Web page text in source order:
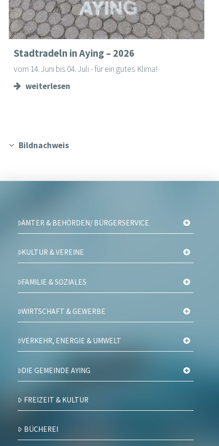
Stadtradeln in Aying – 2026
vom 14. Juni bis 04. Juli - für ein gutes Klima!
weiterlesen
Bildnachweis
ÄMTER & BEHÖRDEN/ BÜRGERSERVICE
KULTUR & VEREINE
FAMILIE & SOZIALES
WIRTSCHAFT & GEWERBE
VERKEHR, ENERGIE & UMWELT
DIE GEMEINDE AYING
FREIZEIT & KULTUR
BÜCHEREI